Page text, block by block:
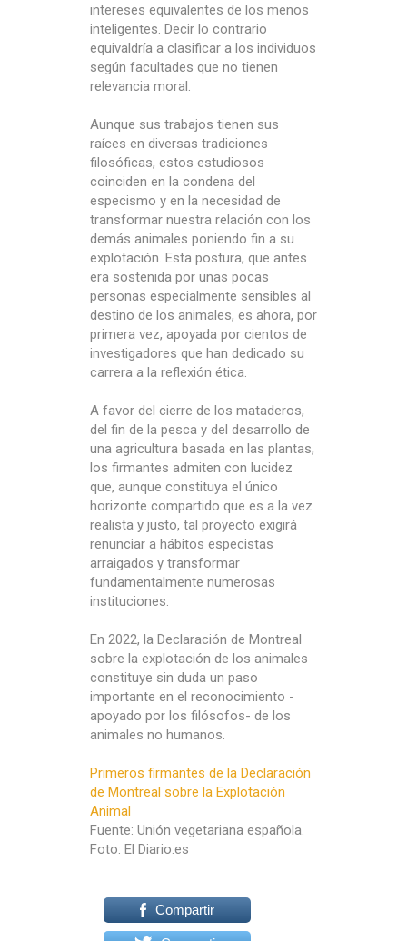
intereses equivalentes de los menos
inteligentes. Decir lo contrario
equivaldría a clasificar a los individuos
según facultades que no tienen
relevancia moral.
Aunque sus trabajos tienen sus
raíces en diversas tradiciones
filosóficas, estos estudiosos
coinciden en la condena del
especismo y en la necesidad de
transformar nuestra relación con los
demás animales poniendo fin a su
explotación. Esta postura, que antes
era sostenida por unas pocas
personas especialmente sensibles al
destino de los animales, es ahora, por
primera vez, apoyada por cientos de
investigadores que han dedicado su
carrera a la reflexión ética.
A favor del cierre de los mataderos,
del fin de la pesca y del desarrollo de
una agricultura basada en las plantas,
los firmantes admiten con lucidez
que, aunque constituya el único
horizonte compartido que es a la vez
realista y justo, tal proyecto exigirá
renunciar a hábitos especistas
arraigados y transformar
fundamentalmente numerosas
instituciones.
En 2022, la Declaración de Montreal
sobre la explotación de los animales
constituye sin duda un paso
importante en el reconocimiento -
apoyado por los filósofos- de los
animales no humanos.
Primeros firmantes de la Declaración
de Montreal sobre la Explotación
Animal
Fuente: Unión vegetariana española.
Foto: El Diario.es
Compartir